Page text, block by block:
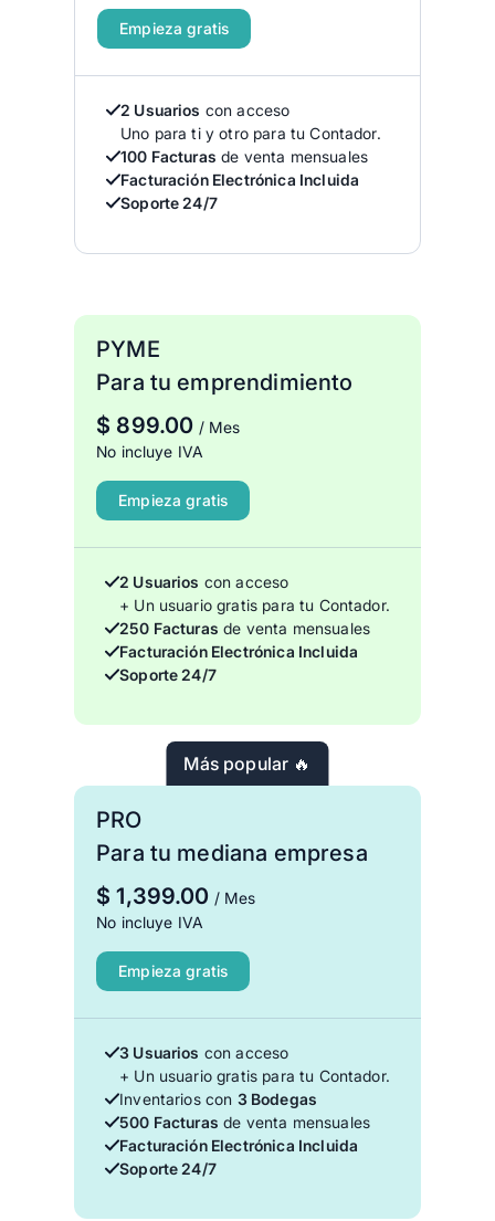
Empieza gratis
2 Usuarios con acceso
Uno para ti y otro para tu Contador.
100 Facturas de venta mensuales
Facturación Electrónica Incluida
Soporte 24/7
PYME
Para tu emprendimiento
$ 899.00 / Mes
No incluye IVA
Empieza gratis
2 Usuarios con acceso
+ Un usuario gratis para tu Contador.
250 Facturas de venta mensuales
Facturación Electrónica Incluida
Soporte 24/7
Más popular 🔥
PRO
Para tu mediana empresa
$ 1,399.00 / Mes
No incluye IVA
Empieza gratis
3 Usuarios con acceso
+ Un usuario gratis para tu Contador.
Inventarios con 3 Bodegas
500 Facturas de venta mensuales
Facturación Electrónica Incluida
Soporte 24/7